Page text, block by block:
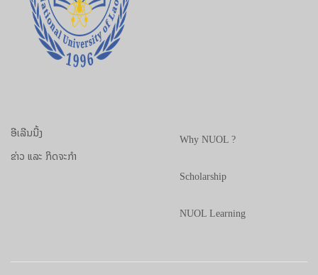
ອີເລີນນີ້ງ
ຂ່າວ ແລະ ກິດຈະກຳ
Why NUOL ?
Scholarship
NUOL Learning